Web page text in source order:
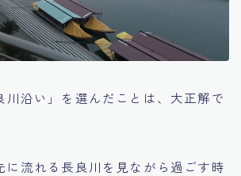
川沿い」を選んだことは、大正解で
に流れる長良川を見ながら過ごす時